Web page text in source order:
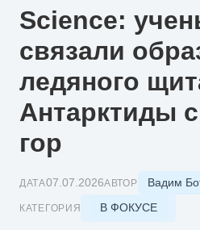
Science:
связали
ледяного
Антарктиды
гор
ДАТА07.07.2026АВТОР Вадим
КАТЕГОРИЯ В ФОКУСЕ